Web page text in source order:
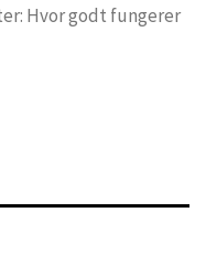
Hvor godt fungerer